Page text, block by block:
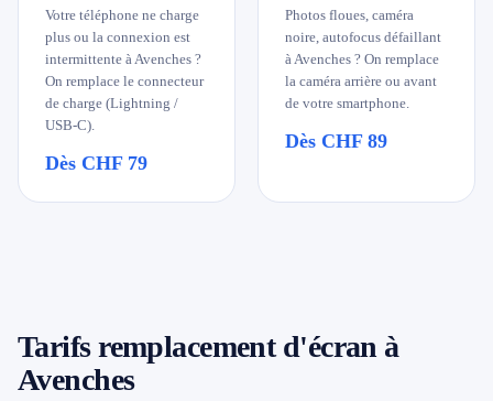
Votre téléphone ne charge
plus ou la connexion est
intermittente à Avenches ?
On remplace le connecteur
de charge (Lightning /
USB-C).
Dès CHF 79
Photos floues, caméra
noire, autofocus défaillant
à Avenches ? On remplace
la caméra arrière ou avant
de votre smartphone.
Dès CHF 89
Tarifs remplacement d'écran à
Avenches